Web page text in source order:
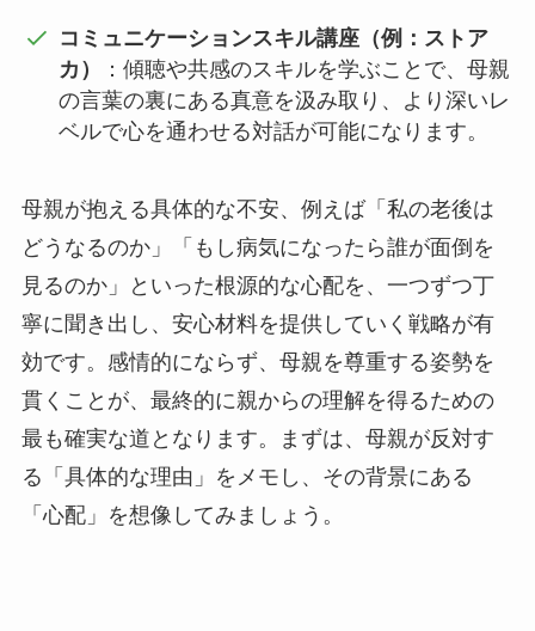
コミュニケーションスキル講座（例：ストア
カ）
：傾聴や共感のスキルを学ぶことで、母親
の言葉の裏にある真意を汲み取り、より深いレ
ベルで心を通わせる対話が可能になります。
母親が抱える具体的な不安、例えば「私の老後は
どうなるのか」「もし病気になったら誰が面倒を
見るのか」といった根源的な心配を、一つずつ丁
寧に聞き出し、安心材料を提供していく戦略が有
効です。感情的にならず、母親を尊重する姿勢を
貫くことが、最終的に親からの理解を得るための
最も確実な道となります。まずは、母親が反対す
る「具体的な理由」をメモし、その背景にある
「心配」を想像してみましょう。